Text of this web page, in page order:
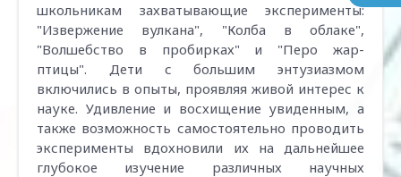
школьникам захватывающие эксперименты:
"Извержение вулкана", "Колба в облаке",
"Волшебство в пробирках" и "Перо жар-
птицы". Дети с большим энтузиазмом
включились в опыты, проявляя живой интерес к
науке. Удивление и восхищение увиденным, а
также возможность самостоятельно проводить
эксперименты вдохновили их на дальнейшее
глубокое изучение различных научных